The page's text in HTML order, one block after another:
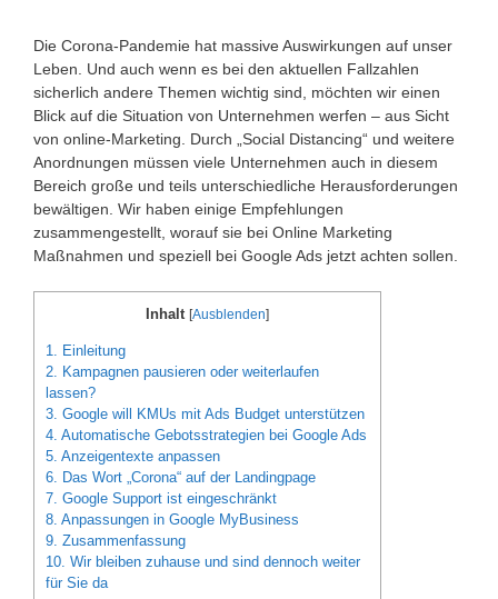
Die Corona-Pandemie hat massive Auswirkungen auf unser
Leben. Und auch wenn es bei den aktuellen Fallzahlen
sicherlich andere Themen wichtig sind, möchten wir einen
Blick auf die Situation von Unternehmen werfen – aus Sicht
von online-Marketing. Durch „Social Distancing“ und weitere
Anordnungen müssen viele Unternehmen auch in diesem
Bereich große und teils unterschiedliche Herausforderungen
bewältigen. Wir haben einige Empfehlungen
zusammengestellt, worauf sie bei Online Marketing
Maßnahmen und speziell bei Google Ads jetzt achten sollen.
Inhalt [Ausblenden]
1.
Einleitung
2. Kampagnen pausieren oder weiterlaufen
lassen?
3. Google will KMUs mit Ads Budget unterstützen
4. Automatische Gebotsstrategien bei Google Ads
5. Anzeigentexte anpassen
6. Das Wort „Corona“ auf der Landingpage
7. Google Support ist eingeschränkt
8. Anpassungen in Google MyBusiness
9. Zusammenfassung
10. Wir bleiben zuhause und sind dennoch weiter
für Sie da